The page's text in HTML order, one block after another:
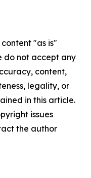
"as is"
do not accept any
content,
legality, or
in this article.
issues
the author